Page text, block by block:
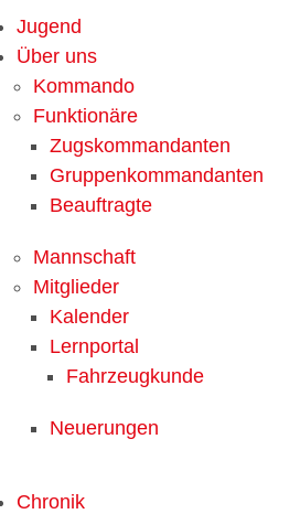
Jugend
Über uns
Kommando
Funktionäre
Zugskommandanten
Gruppenkommandanten
Beauftragte
Mannschaft
Mitglieder
Kalender
Lernportal
Fahrzeugkunde
Neuerungen
Chronik